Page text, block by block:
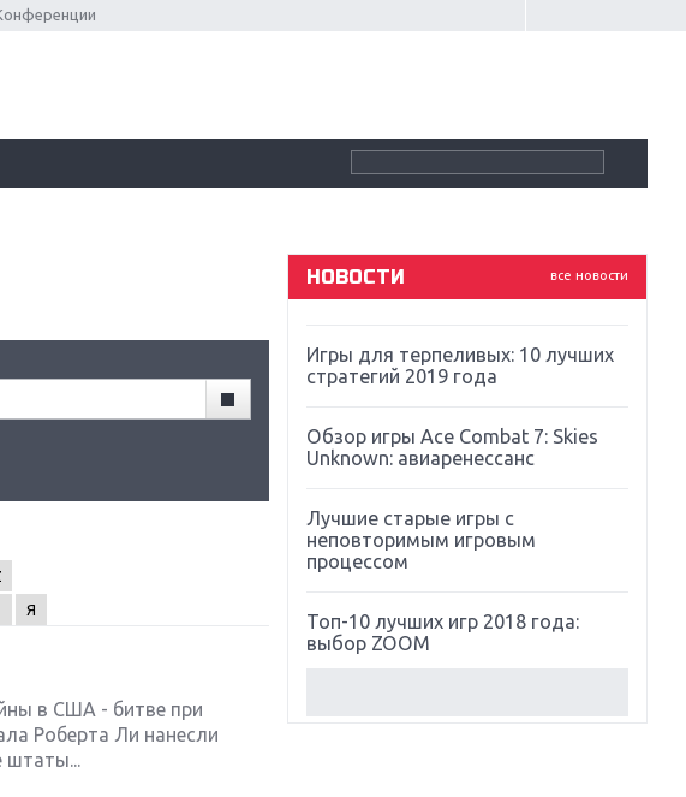
Я
в США - битве при
Роберта Ли нанесли
штаты...
все новости
НОВОСТИ
Souls
Far Cry 5: хвалить нельзя ругать
Игры для терпеливых: 10 лучших
стратегий 2019 года
Обзор игры Ace Combat 7: Skies
Unknown: авиаренессанс
Лучшие старые игры с
неповторимым игровым
процессом
Топ-10 лучших игр 2018 года:
выбор ZOOM